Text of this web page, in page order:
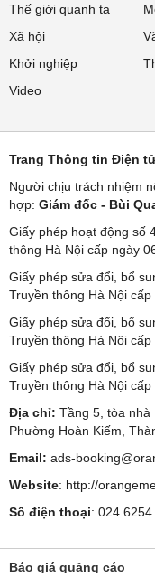
Thế giới quanh ta
Xã hội
Khởi nghiệp
Video
Trang Thông tin Điện
Người chịu trách nhiệm
hợp: Giám đốc - Bùi
Giấy phép hoạt động số
thông Hà Nội cấp ngày
Giấy phép sửa đổi, bổ
Truyền thông Hà Nội
Giấy phép sửa đổi, bổ
Truyền thông Hà Nội
Giấy phép sửa đổi, bổ
Truyền thông Hà Nội
Địa chỉ: Tầng 5, tòa nhà
Phường Hoàn Kiếm,
Email: ads-
Website: http://
Số điện thoại:
Báo giá quảng cáo